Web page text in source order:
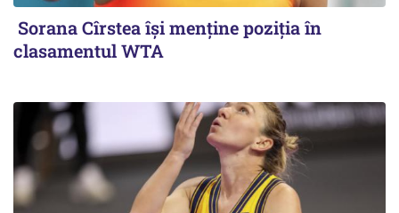
Sorana Cîrstea își menține poziția în
clasamentul WTA